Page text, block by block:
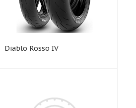
Diablo Rosso IV